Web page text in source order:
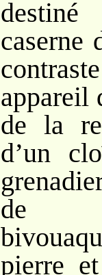
caserne
appareil
de la
d’un
de
pierre